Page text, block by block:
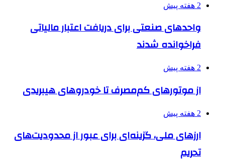
2 هفته پیش
واحدهای صنعتی برای دریافت اعتبار مالیاتی
فراخوانده شدند
2 هفته پیش
از موتورهای کم‌مصرف تا خودروهای هیبریدی
2 هفته پیش
ارزهای ملی، گزینه‌ای برای عبور از محدودیت‌های
تحریم